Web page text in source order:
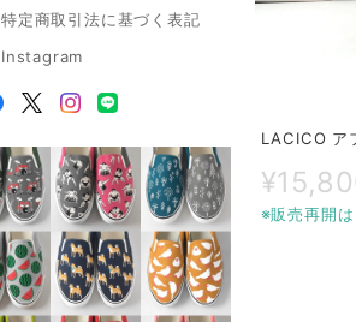
特定商取引法に基づく表記
Instagram
LACICO ア
※販売再開は